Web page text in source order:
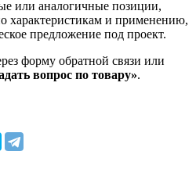
или аналогичные позиции,
характеристикам и применению,
предложение под проект.
форму обратной связи или
вопрос по товару».